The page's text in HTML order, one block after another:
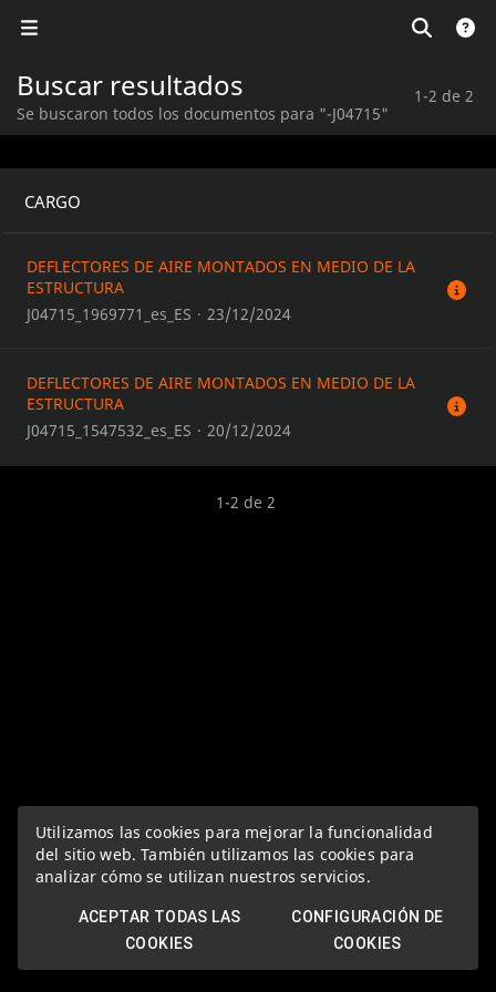
Utilizamos las cookies para mejorar la funcionalidad
del sitio web. También utilizamos las cookies para
analizar cómo se utilizan nuestros servicios.
ACEPTAR TODAS LAS
COOKIES
CONFIGURACIÓN DE
COOKIES
Buscar resultados
Se buscaron todos los documentos para "-J04715"
1-2 de 2
CARGO
DEFLECTORES DE AIRE MONTADOS EN MEDIO DE LA
ESTRUCTURA
J04715_1969771_es_ES · 23/12/2024
DEFLECTORES DE AIRE MONTADOS EN MEDIO DE LA
ESTRUCTURA
J04715_1547532_es_ES · 20/12/2024
1-2 de 2